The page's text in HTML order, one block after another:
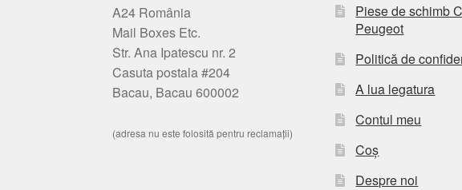
A24 România
Mail Boxes Etc.
Str. Ana Ipatescu nr. 2
Casuta postala #204
Bacau, Bacau 600002
(adresa nu este folosită pentru reclamații)
Piese de schimb
Peugeot
Politică de
A lua legatura
Contul meu
Coș
Despre noi